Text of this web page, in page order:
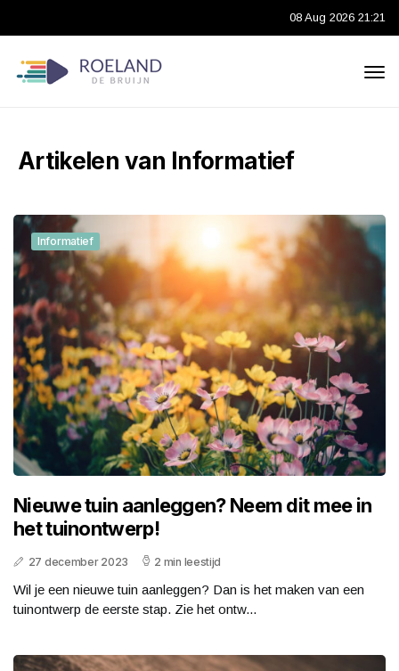
08 Aug 2026 21:21
Artikelen van Informatief
Informatief
Nieuwe tuin aanleggen? Neem dit mee in
het tuinontwerp!
27 december 2023 2 min leestijd
Wil je een nieuwe tuin aanleggen? Dan is het maken van een
tuinontwerp de eerste stap. Zie het ontw...